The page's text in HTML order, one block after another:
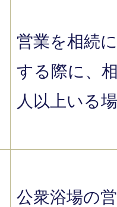
営業を相続
する際に、
人以上いる
公衆浴場の